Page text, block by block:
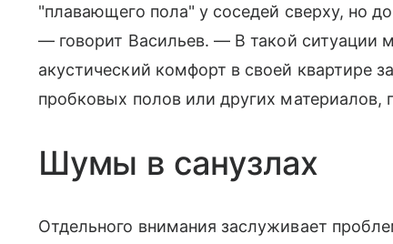
"плавающего пола" у соседей сверху, но
— говорит Васильев. — В такой ситуации
акустический комфорт в своей квартире
пробковых полов или других
Шумы в санузлах
Отдельного внимания заслуживает